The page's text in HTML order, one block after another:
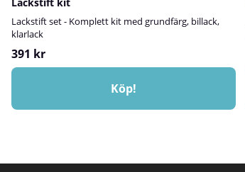
Lackstift set - Komplett kit med grundfärg, billack,
klarlack
391 kr
Köp!